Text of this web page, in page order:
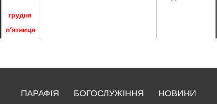
грудня
пʼятниця
7
грудня
ПАРАФІЯ БОГОСЛУЖІННЯ
НОВИНИ